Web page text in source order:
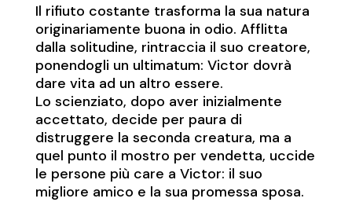
Il rifiuto costante trasforma la sua natura
originariamente buona in odio. Afflitta
dalla solitudine, rintraccia il suo creatore,
ponendogli un ultimatum: Victor dovrà
dare vita ad un altro essere.
Lo scienziato, dopo aver inizialmente
accettato, decide per paura di
distruggere la seconda creatura, ma a
quel punto il mostro per vendetta, uccide
le persone più care a Victor: il suo
migliore amico e la sua promessa sposa.